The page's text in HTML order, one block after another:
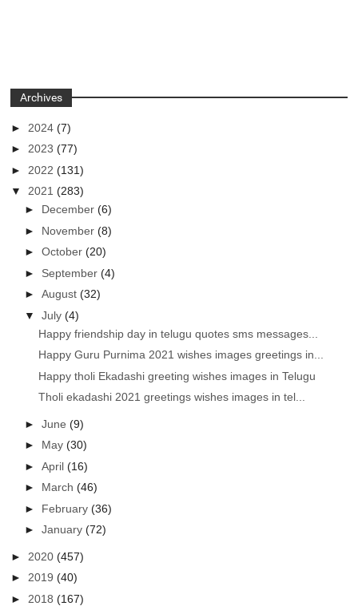
Archives
► 2024(7)
► 2023(77)
► 2022(131)
▼ 2021(283)
► December(6)
► November(8)
►October(20)
► September(4)
►August(32)
▼July(4)
Happy friendship day in telugu quotes sms messages...
Happy Guru Purnima 2021 wishes images greetings in...
Happy tholi Ekadashi greeting wishes images in Telugu
Tholi ekadashi 2021 greetings wishes images in tel...
►June(9)
► May(30)
►April(16)
► March(46)
► February(36)
►January(72)
► 2020(457)
► 2019(40)
► 2018(167)